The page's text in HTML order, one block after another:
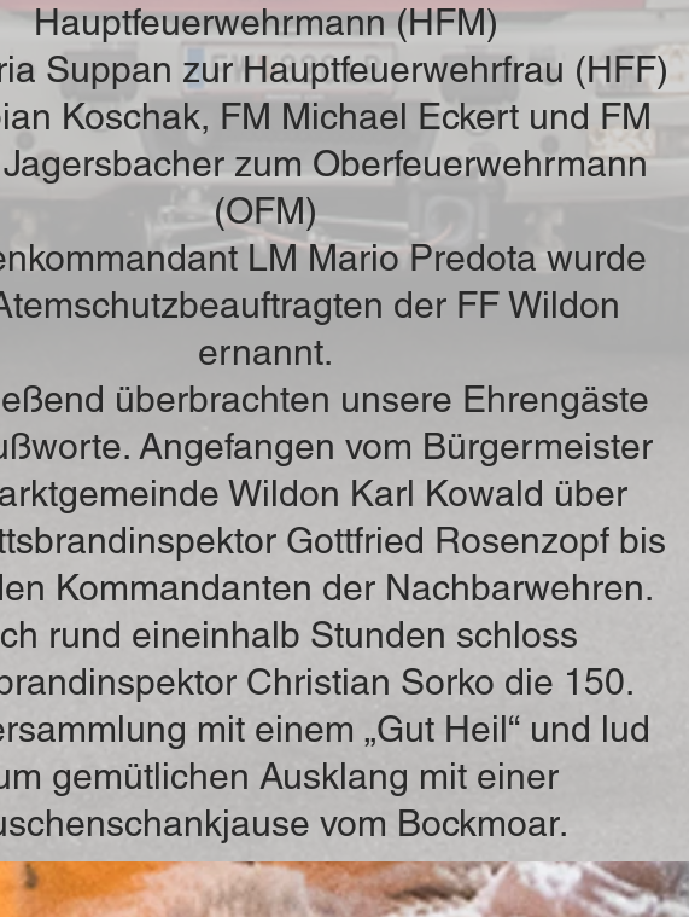
Hauptfeuerwehrmann (HFM)
Suppan zur Hauptfeuerwehrfrau (HFF)
Koschak, FM Michael Eckert und FM
zum Oberfeuerwehrmann
(OFM)
LM Mario Predota wurde
der FF Wildon
ernannt.
überbrachten unsere Ehrengäste
Angefangen vom Bürgermeister
Wildon Karl Kowald über
Gottfried Rosenzopf bis
Kommandanten der Nachbarwehren.
rund eineinhalb Stunden schloss
Christian Sorko die 150.
mit einem „Gut Heil“ und lud
gemütlichen Ausklang mit einer
vom Bockmoar.